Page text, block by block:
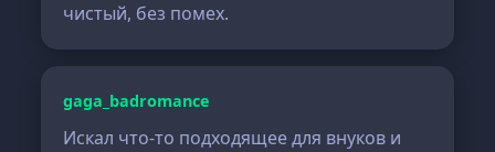
чистый, без помех.
gaga_badromance
Искал что-то подходящее для внуков и